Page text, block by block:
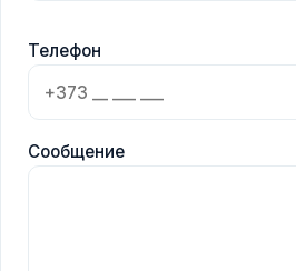
Телефон
Сообщение